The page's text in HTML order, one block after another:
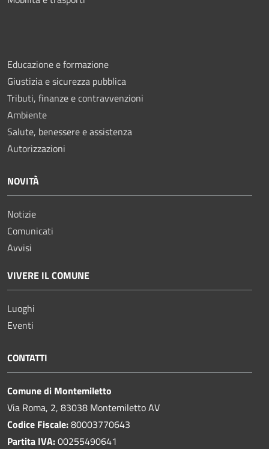
Educazione e formazione
Giustizia e sicurezza pubblica
Tributi, finanze e contravvenzioni
Ambiente
Salute, benessere e assistenza
Autorizzazioni
NOVITÀ
Notizie
Comunicati
Avvisi
VIVERE IL COMUNE
Luoghi
Eventi
CONTATTI
Comune di Montemiletto
Via Roma, 2, 83038 Montemiletto AV
Codice Fiscale:80003770643
Partita IVA:00255490641